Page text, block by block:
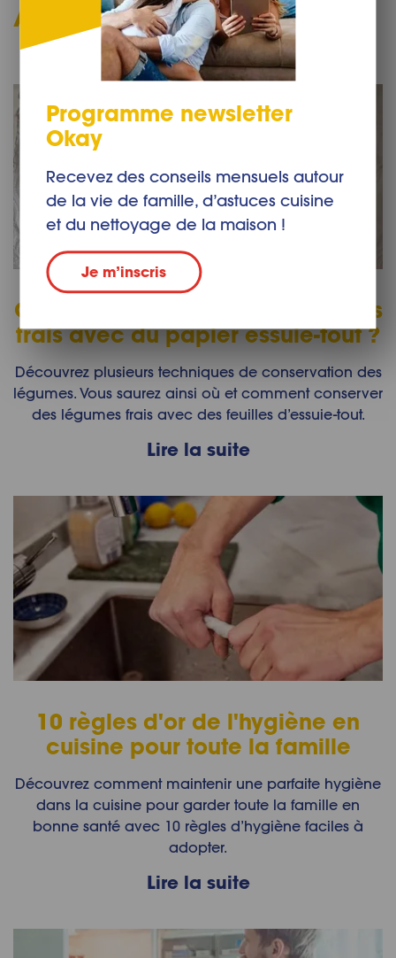
Articles liés
Comment conserver des légumes
frais avec du papier essuie-tout ?
Découvrez plusieurs techniques de conservation des
légumes. Vous saurez ainsi où et comment conserver
des légumes frais avec des feuilles d’essuie-tout.
Lire la suite
10 règles d'or de l'hygiène en
cuisine pour toute la famille
Découvrez comment maintenir une parfaite hygiène
dans la cuisine pour garder toute la famille en
bonne santé avec 10 règles d’hygiène faciles à
adopter.
Lire la suite
Programme newsletter
Okay
Recevez des conseils mensuels autour
de la vie de famille, d’astuces cuisine
et du nettoyage de la maison !
Je m’inscris